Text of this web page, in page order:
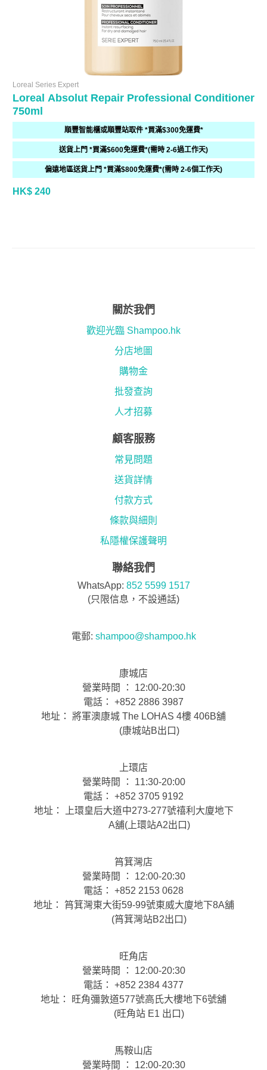
Loreal Series Expert
Loreal Absolut Repair Professional Conditioner
750ml
順豐智能櫃或順豐站取件 *買滿$300免運費*
送貨上門 *買滿$600免運費*(需時 2-6過工作天)
偏遠地區送貨上門 *買滿$800免運費*(需時 2-6個工作天)
HK$ 240
關於我們
歡迎光臨 Shampoo.hk
分店地圖
購物金
批發查詢
人才招募
顧客服務
常見問題
送貨詳情
付款方式
條款與細則
私隱權保護聲明
聯絡我們
WhatsApp: 852 5599 1517
(只限信息，不設通話)
電郵: shampoo@shampoo.hk
康城店
營業時間 ： 12:00-20:30
電話： +852 2886 3987
地址： 將軍澳康城 The LOHAS 4樓 406B舖
(康城站B出口)
上環店
營業時間 ： 11:30-20:00
電話： +852 3705 9192
地址： 上環皇后大道中273-277號禧利大廈地下
A舖(上環站A2出口)
筲箕灣店
營業時間 ： 12:00-20:30
電話： +852 2153 0628
地址： 筲箕灣東大街59-99號東威大廈地下8A舖
(筲箕灣站B2出口)
旺角店
營業時間 ： 12:00-20:30
電話： +852 2384 4377
地址： 旺角彌敦道577號高氏大樓地下6號舖
(旺角站 E1 出口)
馬鞍山店
營業時間 ： 12:00-20:30